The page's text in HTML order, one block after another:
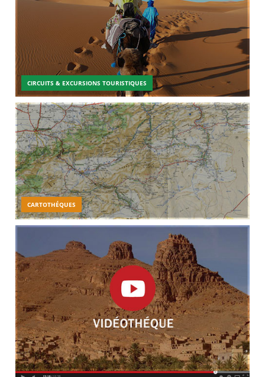
CIRCUITS & EXCURSIONS TOURISTIQUES
CARTOTHÉQUES